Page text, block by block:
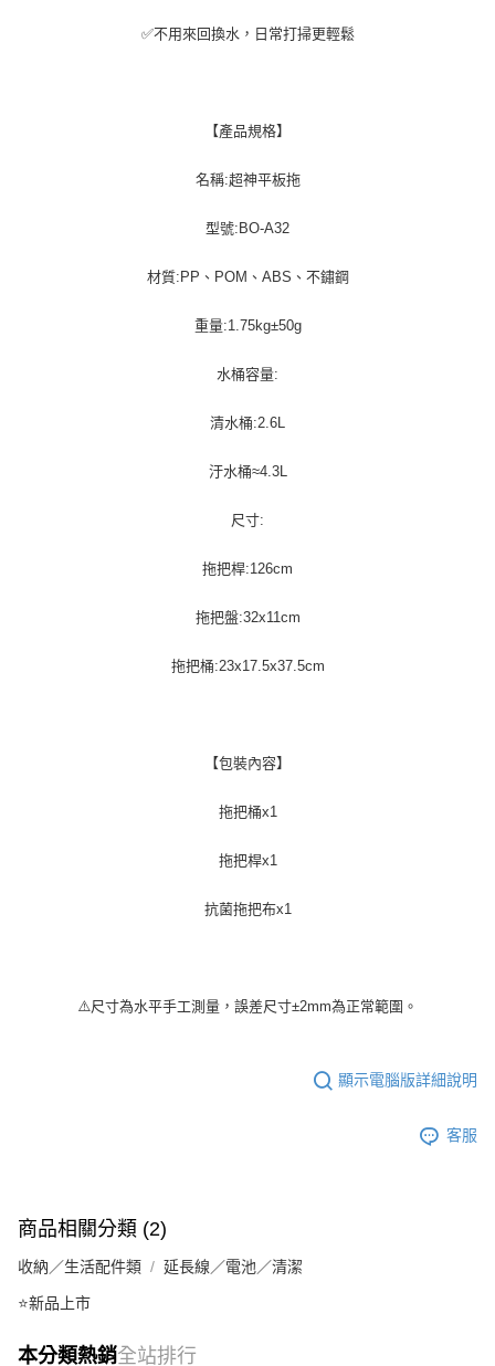
✅不用來回換水，日常打掃更輕鬆
【產品規格】
名稱:超神平板拖
型號:BO-A32
材質:PP、POM、ABS、不鏽鋼
重量:1.75kg±50g
水桶容量:
清水桶:2.6L
汙水桶≈4.3L
尺寸:
拖把桿:126cm
拖把盤:32x11cm
拖把桶:23x17.5x37.5cm
【包裝內容】
拖把桶x1
拖把桿x1
抗菌拖把布x1
⚠️尺寸為水平手工測量，誤差尺寸±2mm為正常範圍。
顯示電腦版詳細說明
客服
商品相關分類 (2)
收納／生活配件類 延長線／電池／清潔
⭐新品上市
本分類熱銷全站排行